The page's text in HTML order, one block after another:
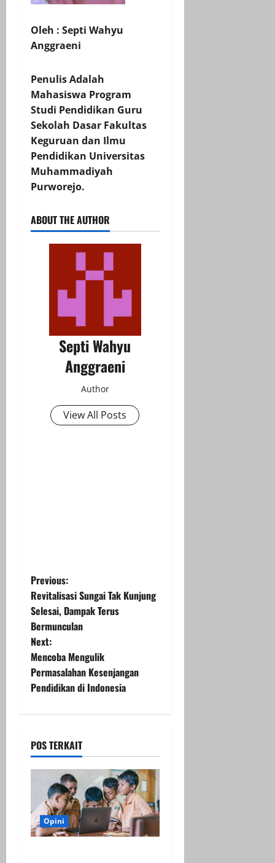
Oleh : Septi Wahyu
Anggraeni
Penulis Adalah
Mahasiswa Program
Studi Pendidikan Guru
Sekolah Dasar Fakultas
Keguruan dan Ilmu
Pendidikan Universitas
Muhammadiyah
Purworejo.
ABOUT THE AUTHOR
Septi Wahyu
Anggraeni
Author
View All Posts
P
o
s
t
n
v
i
a
t
Previous:
Revitalisasi Sungai Tak Kunjung
Selesai, Dampak Terus
Bermunculan
Next:
Mencoba Mengulik
Permasalahan Kesenjangan
Pendidikan di Indonesia
POS TERKAIT
Opini